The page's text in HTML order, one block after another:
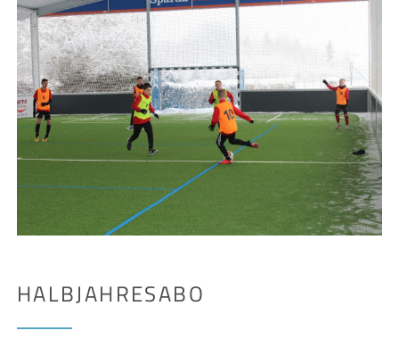
HALBJAHRESABO